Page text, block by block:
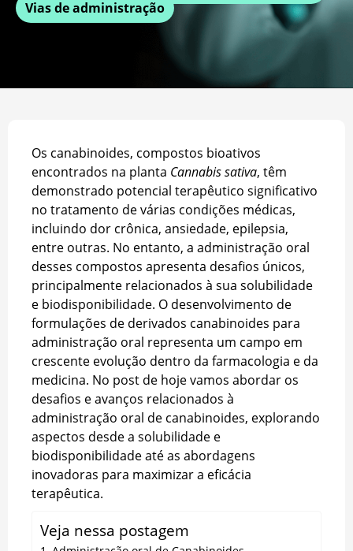
Vias de administração
Os canabinoides, compostos bioativos
encontrados na planta Cannabis sativa, têm
demonstrado potencial terapêutico significativo
no tratamento de várias condições médicas,
incluindo dor crônica, ansiedade, epilepsia,
entre outras. No entanto, a administração oral
desses compostos apresenta desafios únicos,
principalmente relacionados à sua solubilidade
e biodisponibilidade. O desenvolvimento de
formulações de derivados canabinoides para
administração oral representa um campo em
crescente evolução dentro da farmacologia e da
medicina. No post de hoje vamos abordar os
desafios e avanços relacionados à
administração oral de canabinoides, explorando
aspectos desde a solubilidade e
biodisponibilidade até as abordagens
inovadoras para maximizar a eficácia
terapêutica.
Veja nessa postagem